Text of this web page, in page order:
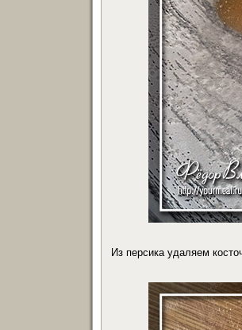
Из персика удаляем